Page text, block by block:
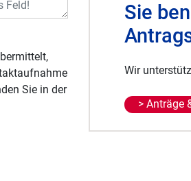
Sie in der
Sie
Wir
> Anträge